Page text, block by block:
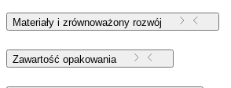
Materiały i zrównoważony rozwój
Zawartość opakowania